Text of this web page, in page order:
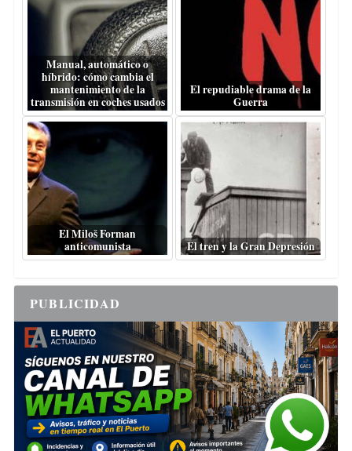
Manual, automático o
híbrido: cómo cambia el
mantenimiento de la
transmisión en coches usados
El repudiable drama de la
Guerra
El Miloš Forman
anticomunista
El tren y la Gran Depresión
PUBLICIDAD